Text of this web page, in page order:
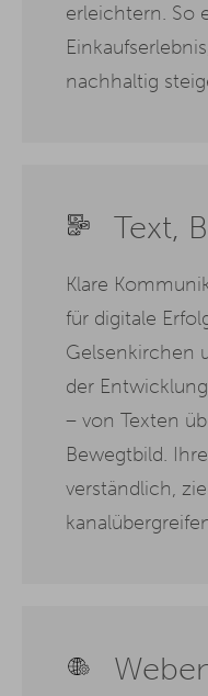
erleichtern. So
nachhaltig
Text,
Klare
für digitale
Gelsenkirchen
der
– von Texten
Bewegtbild.
verständlich,